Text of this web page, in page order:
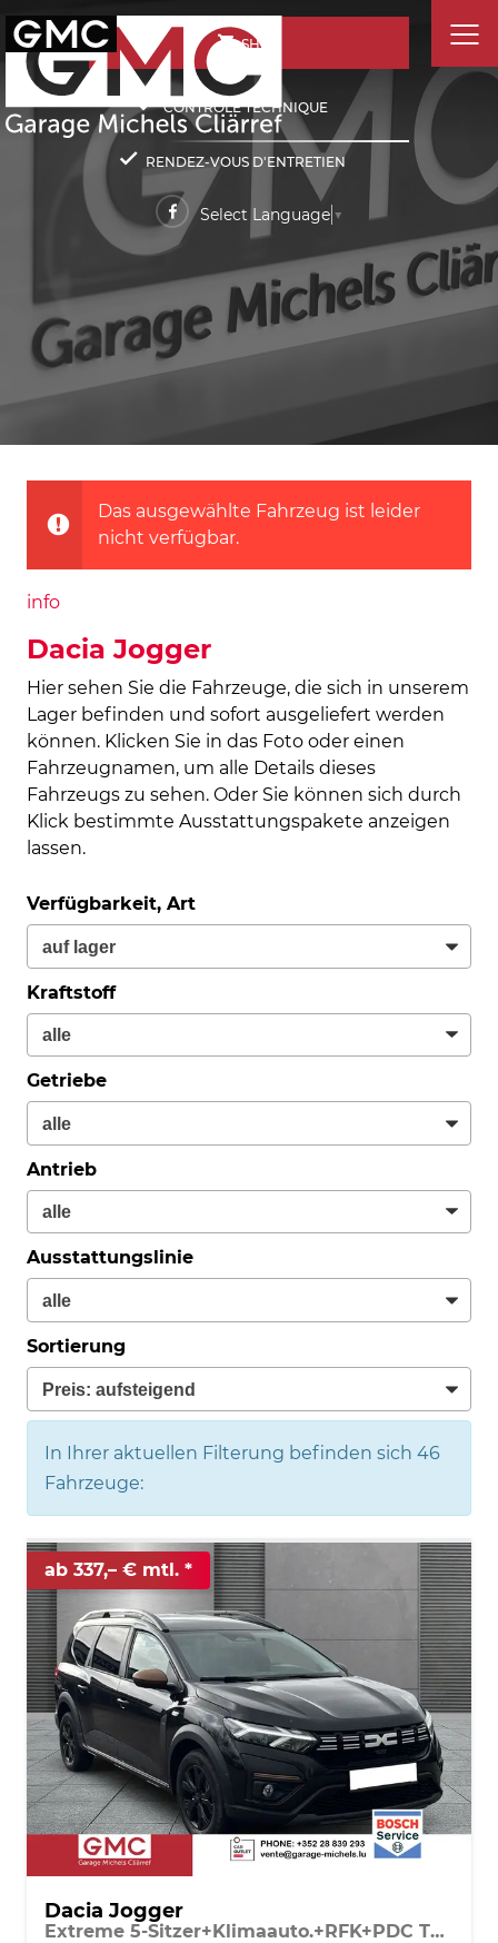
SHOP
CONTRÔLE TECHNIQUE
RENDEZ-VOUS D'ENTRETIEN
Select Language ▼
Das ausgewählte Fahrzeug ist leider
nicht verfügbar.
info
Dacia Jogger
Hier sehen Sie die Fahrzeuge, die sich in unserem
Lager befinden und sofort ausgeliefert werden
können. Klicken Sie in das Foto oder einen
Fahrzeugnamen, um alle Details dieses
Fahrzeugs zu sehen. Oder Sie können sich durch
Klick bestimmte Ausstattungspakete anzeigen
lassen.
Verfügbarkeit, Art
Kraftstoff
Getriebe
Antrieb
Ausstattungslinie
Sortierung
In Ihrer aktuellen Filterung befinden sich 46
Fahrzeuge:
ab 337,– € mtl.
Dacia Jogger
Extreme 5-Sitzer+Klimaauto.+RFK+PDC TCe 110